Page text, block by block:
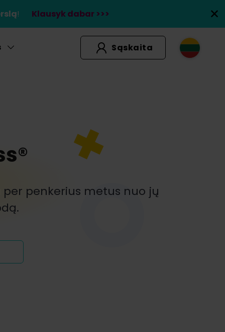
! Klausyk dabar >>>
Sąskaita
per penkerius metus nuo jų